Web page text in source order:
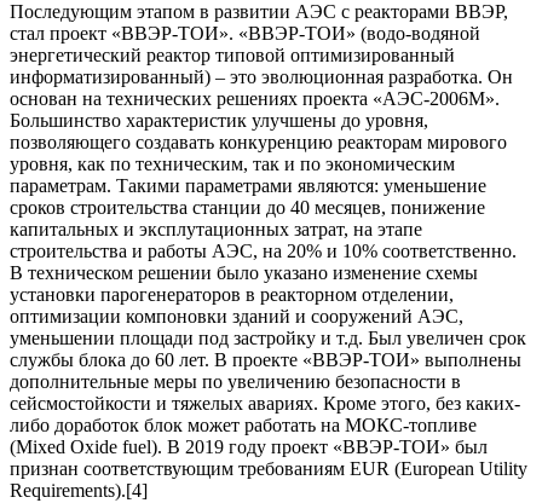
Последующим этапом в развитии АЭС с реакторами ВВЭР,
стал проект «ВВЭР-ТОИ». «ВВЭР-ТОИ» (водо-водяной
энергетический реактор типовой оптимизированный
информатизированный) – это эволюционная разработка. Он
основан на технических решениях проекта «АЭС-2006М».
Большинство характеристик улучшены до уровня,
позволяющего создавать конкуренцию реакторам мирового
уровня, как по техническим, так и по экономическим
параметрам. Такими параметрами являются: уменьшение
сроков строительства станции до 40 месяцев, понижение
капитальных и эксплутационных затрат, на этапе
строительства и работы АЭС, на 20% и 10% соответственно.
В техническом решении было указано изменение схемы
установки парогенераторов в реакторном отделении,
оптимизации компоновки зданий и сооружений АЭС,
уменьшении площади под застройку и т.д. Был увеличен срок
службы блока до 60 лет. В проекте «ВВЭР-ТОИ» выполнены
дополнительные меры по увеличению безопасности в
сейсмостойкости и тяжелых авариях. Кроме этого, без каких-
либо доработок блок может работать на МОКС-топливе
(Mixed Oxide fuel). В 2019 году проект «ВВЭР-ТОИ» был
признан соответствующим требованиям EUR (European Utility
Requirements).[4]